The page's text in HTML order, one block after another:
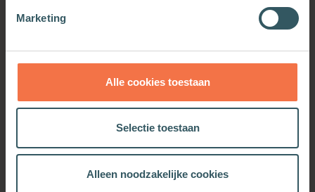
Marketing
Alle cookies toestaan
Selectie toestaan
Alleen noodzakelijke cookies
Biografie van de
Meer informatie Meer informatie
OOK INTERESSANT